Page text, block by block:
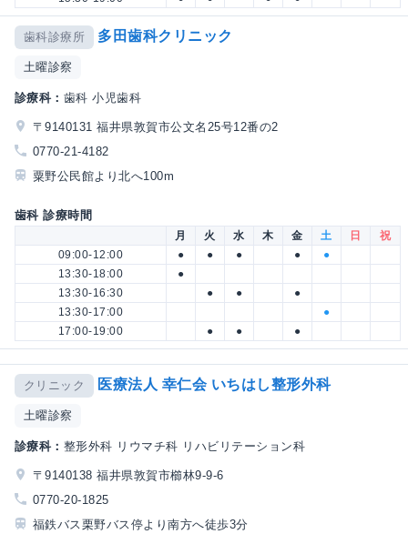
歯科診療所 多田歯科クリニック
土曜診察
診療科： 歯科 小児歯科
〒9140131 福井県敦賀市公文名25号12番の2
0770-21-4182
粟野公民館より北へ100m
歯科 診療時間
月 火 水 木 金 土 日
祝
09:00-12:00
● ● ● ●
●
13:30-18:00
●
13:30-16:30
● ●
●
13:30-17:00
●
17:00-19:00
● ● ●
クリニック 医療法人 幸仁会 いちはし整形外科
土曜診察
診療科： 整形外科 リウマチ科 リハビリテーション科
〒9140138 福井県敦賀市櫛林9-9-6
0770-20-1825
福鉄バス栗野バス停より南方へ徒歩3分